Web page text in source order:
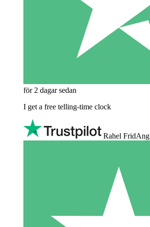
för 2 dagar sedan
I get a free telling-time clock
Rahel FridAng